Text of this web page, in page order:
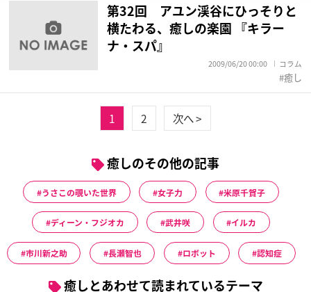
第32回 アユン渓谷にひっそりと
横たわる、癒しの楽園 『キラー
ナ・スパ』
2009/06/20 00:00 コラム
癒し
1 2 次へ >
癒しのその他の記事
うさこの覗いた世界 女子力 米原千賀子
ディーン・フジオカ 武井咲 イルカ
市川新之助 長瀬智也 ロボット 認知症
癒しとあわせて読まれているテーマ